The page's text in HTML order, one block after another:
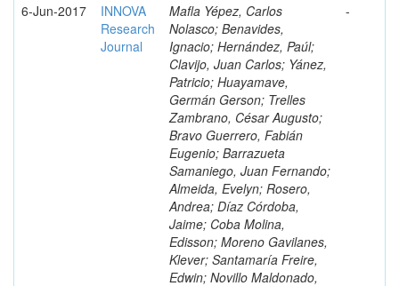
6-Jun-2017
INNOVA
Research
Journal
Mafla Yépez, Carlos
Nolasco; Benavides,
Ignacio; Hernández, Paúl;
Clavijo, Juan Carlos; Yánez,
Patricio; Huayamave,
Germán Gerson; Trelles
Zambrano, César Augusto;
Bravo Guerrero, Fabián
Eugenio; Barrazueta
Samaniego, Juan Fernando;
Almeida, Evelyn; Rosero,
Andrea; Díaz Córdoba,
Jaime; Coba Molina,
Edisson; Moreno Gavilanes,
Klever; Santamaría Freire,
Edwin; Novillo Maldonado,
-